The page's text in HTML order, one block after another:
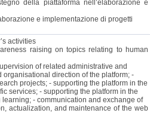
della piattaforma nell’elaborazione e
e implementazione di progetti
activities
raising on topics relating to human
of related administrative and
direction of the platform; -
projects; - supporting the platform in the
services; - supporting the platform in the
- communication and exchange of
actualization, and maintenance of the web